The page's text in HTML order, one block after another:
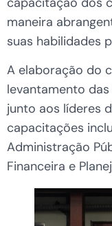
maneira
suas habilidades
A elaboração do
levantamento
junto aos líderes
capacitações
Administração
Financeira e